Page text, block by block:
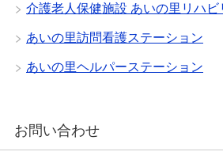
介護老人保健施設 あいの里リハビ
あいの里訪問看護ステーション
あいの里ヘルパーステーション
お問い合わせ